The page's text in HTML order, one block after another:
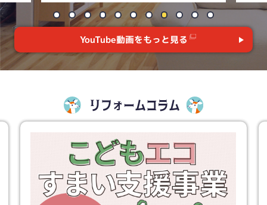
YouTube動画をもっと見る
リフォームコラム